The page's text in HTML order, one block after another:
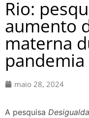
Rio:
aumento
materna
pandemia
maio 28, 2024
A pesquisa